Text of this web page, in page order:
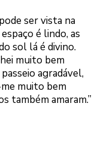
ser vista na
é lindo, as
sol lá é divino.
muito bem
agradável,
muito bem
também amaram.”